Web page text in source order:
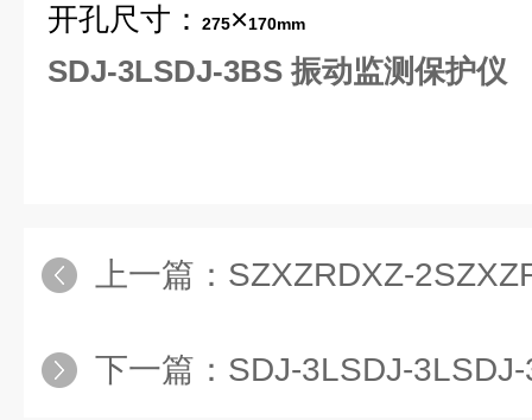
开孔尺寸： 275×170mm
SDJ-3LSDJ-3BS 振动监测保护仪
上一篇： SZXZRDXZ-2SZXZRDXZ-
下一篇： SDJ-3LSDJ-